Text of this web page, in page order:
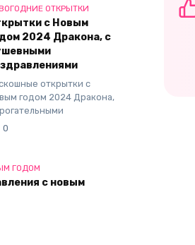
ОТКРЫТКИ
с Новым
2024 Дракона, с
открытки с
годом 2024 Дракона,
0
ГОДОМ
с новым